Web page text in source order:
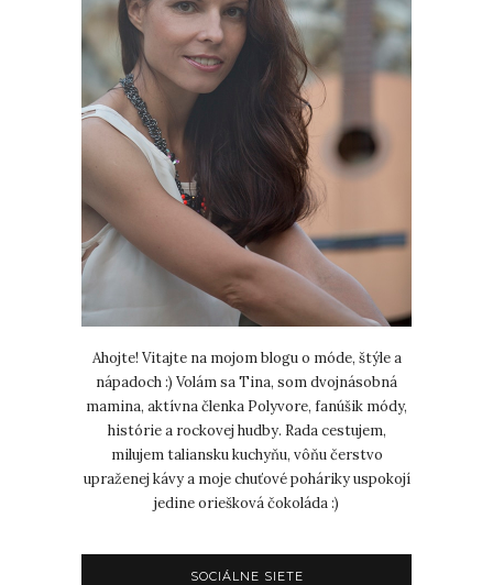
Ahojte! Vitajte na mojom blogu o móde, štýle a
nápadoch :) Volám sa Tina, som dvojnásobná
mamina, aktívna členka Polyvore, fanúšik módy,
histórie a rockovej hudby. Rada cestujem,
milujem taliansku kuchyňu, vôňu čerstvo
upraženej kávy a moje chuťové poháriky uspokojí
jedine oriešková čokoláda :)
SOCIÁLNE SIETE